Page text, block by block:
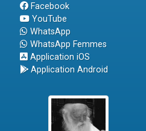
Facebook
YouTube
WhatsApp
WhatsApp Femmes
Application iOS
Application Android